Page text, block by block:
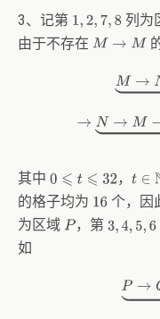
3、记第 1,2,7 ,8 列为
由于不存在 M→M
⏟t对→
其中 0 ⩽t ⩽ 32 ， t∈N
的格子均为 16个，因
为区域 P ，第 3,4,5 ,6
如
⏟16 对